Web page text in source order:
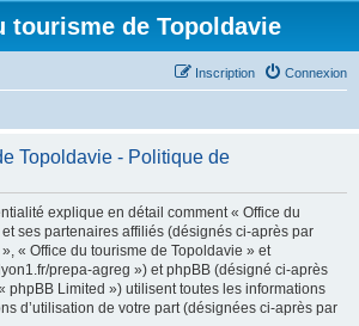
tourisme de Topoldavie
Connexion
Inscription
Topoldavie - Politique de
explique en détail comment « Office du
ses partenaires affiliés (désignés ci-après par
« Office du tourisme de Topoldavie » et
prepa-agreg ») et phpBB (désigné ci-après
phpBB Limited ») utilisent toutes les informations
d’utilisation de votre part (désignées ci-après par